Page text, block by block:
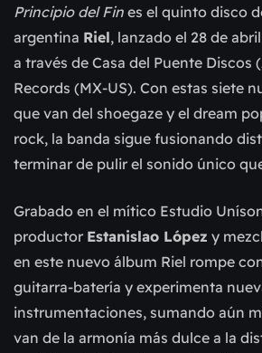
Principio del Fin es el quinto disco
argentina Riel, lanzado el 28 de
a través de Casa del Puente Discos
Records (MX-US). Con estas siete
que van del shoegaze y el dream
rock, la banda sigue fusionando
terminar de pulir el sonido único
Grabado en el mítico Estudio
productor Estanislao López y
en este nuevo álbum Riel rompe
guitarra-batería y experimenta
instrumentaciones, sumando aún
van de la armonía más dulce a la